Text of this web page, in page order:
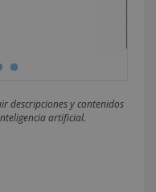
descripciones y contenidos
artificial.